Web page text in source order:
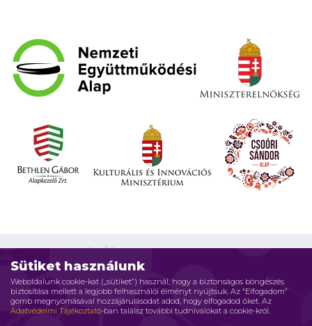
Sütiket használunk
Weboldalunk cookie-kat („sütiket”) használ, hogy a biztonságos böngészés
biztosítása mellett a legjobb felhasználói élményt nyújtsuk. Az “Elfogadom”
gomb megnyomásával hozzájárulásodat adod, hogy elfogadod őket. Az
Adatvédelmi Tájékoztató-ban találsz további tudnivalókat a cookie-król.
Impresszum Adatvédelmi elvek Jogi nyilatkozat